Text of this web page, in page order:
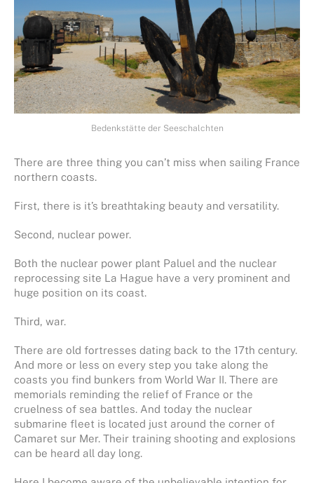
Bedenkstätte der Seeschalchten
There are three thing you can’t miss when sailing France
northern coasts.
First, there is it’s breathtaking beauty and versatility.
Second, nuclear power.
Both the nuclear power plant Paluel and the nuclear
reprocessing site La Hague have a very prominent and
huge position on its coast.
Third, war.
There are old fortresses dating back to the 17th century.
And more or less on every step you take along the
coasts you find bunkers from World War II. There are
memorials reminding the relief of France or the
cruelness of sea battles. And today the nuclear
submarine fleet is located just around the corner of
Camaret sur Mer. Their training shooting and explosions
can be heard all day long.